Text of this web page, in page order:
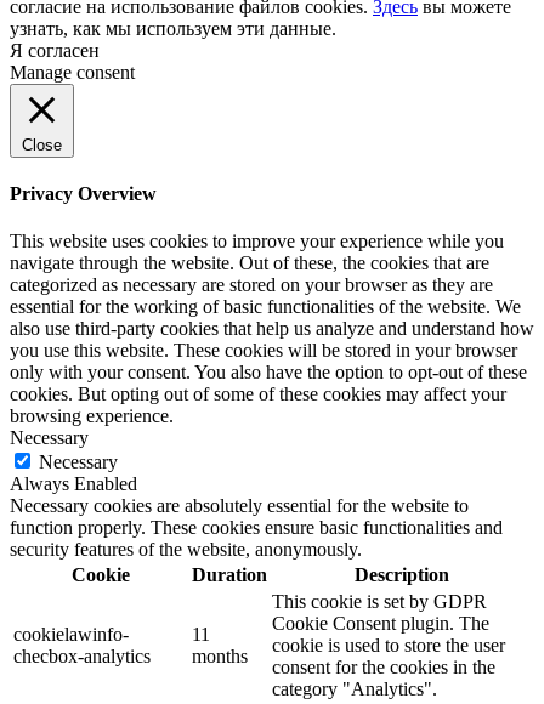
согласие на использование файлов cookies. Здесь вы можете
узнать, как мы используем эти данные.
Я согласен
Manage consent
Close
Privacy Overview
This website uses cookies to improve your experience while you
navigate through the website. Out of these, the cookies that are
categorized as necessary are stored on your browser as they are
essential for the working of basic functionalities of the website. We
also use third-party cookies that help us analyze and understand how
you use this website. These cookies will be stored in your browser
only with your consent. You also have the option to opt-out of these
cookies. But opting out of some of these cookies may affect your
browsing experience.
Necessary
Necessary
Always Enabled
Necessary cookies are absolutely essential for the website to
function properly. These cookies ensure basic functionalities and
security features of the website, anonymously.
Cookie
Duration Description
cookielawinfo-
checbox-analytics
11
months
This cookie is set by GDPR
Cookie Consent plugin. The
cookie is used to store the user
consent for the cookies in the
category "Analytics".